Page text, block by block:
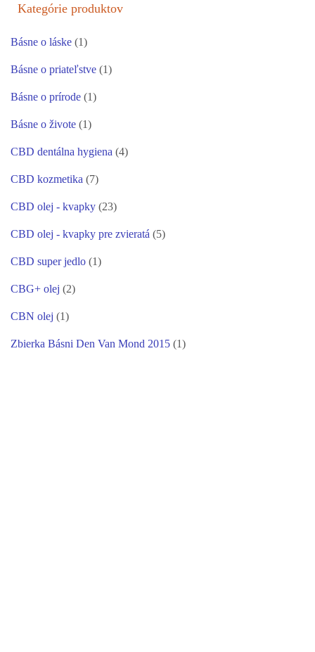
Kategórie produktov
Básne o láske (1)
Básne o priateľstve (1)
Básne o prírode (1)
Básne o živote (1)
CBD dentálna hygiena (4)
CBD kozmetika (7)
CBD olej - kvapky (23)
CBD olej - kvapky pre zvieratá (5)
CBD super jedlo (1)
CBG+ olej (2)
CBN olej (1)
Zbierka Básni Den Van Mond 2015 (1)